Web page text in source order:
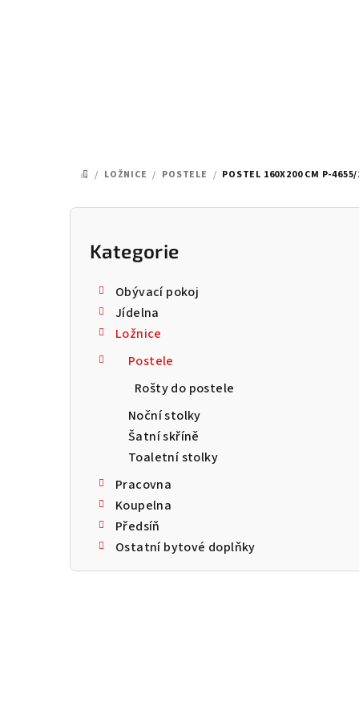
DOMŮ
/ LOŽNICE / POSTELE / POSTEL 160X200 CM P-
P
Přeskočit
kategorie
Kategorie
Obývací pokoj
Jídelna
Ložnice
Postele
Rošty do postele
Noční stolky
Šatní skříně
Toaletní stolky
Pracovna
Koupelna
Předsíň
Ostatní bytové doplňky